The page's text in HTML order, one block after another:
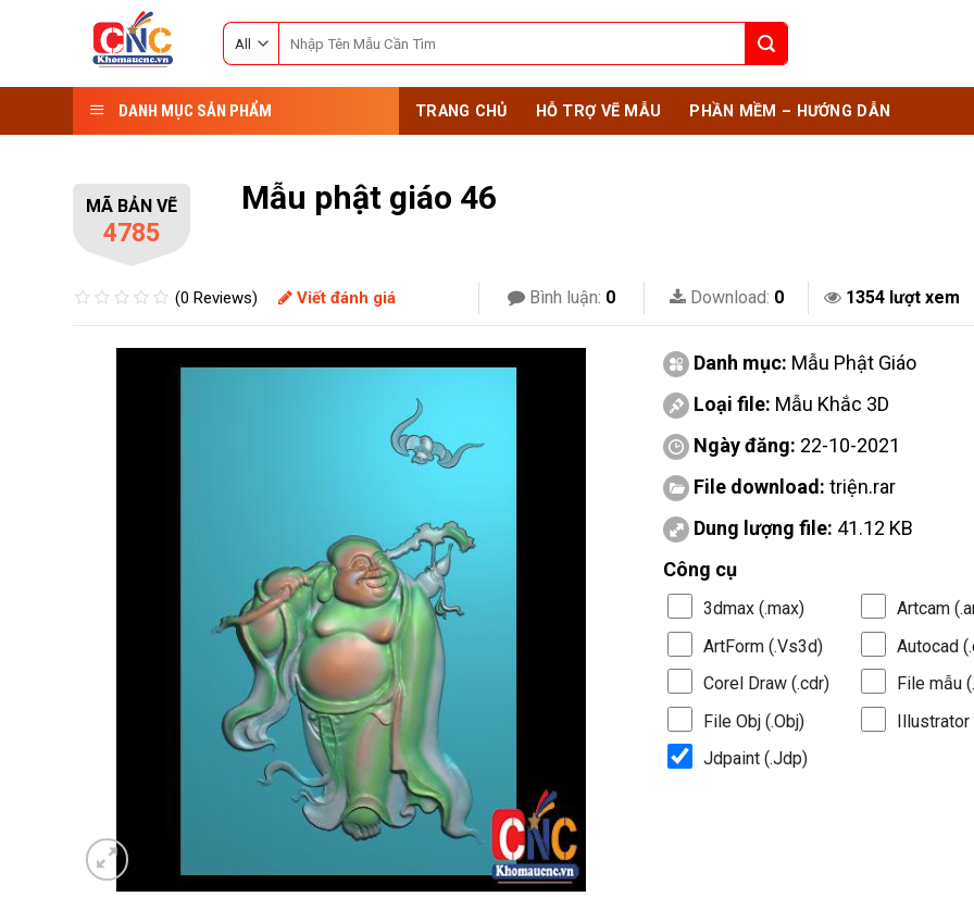
for:
DANH MỤC SẢN PHẨM TRANG CHỦ HỖ TRỢ VẼ MẪU PHẦN MỀM – HƯỚNG DẪN
MÃ BẢN VẼ
4785
Mẫu phật giáo 46
(0 Reviews) Viết đánh giá Bình luận: 0 Download: 0 1354 lượt xem
Danh mục: Mẫu Phật Giáo
Loại file: Mẫu Khắc 3D
Ngày đăng: 22-10-2021
File download: triện.rar
Dung lượng file: 41.12 KB
Công cụ
3dmax (.max)
Artcam
ArtForm (.Vs3d)
Autocad
Corel Draw (.cdr)
File mẫu
File Obj (.Obj)
Illustrator
Jdpaint (.Jdp)